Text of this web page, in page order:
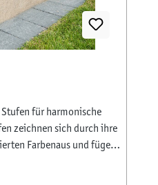
für harmonische
zeichnen sich durch ihre
Farbenaus und fügen
verleihen Ihrem